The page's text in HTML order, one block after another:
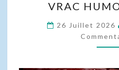
VRAC
26 Juillet 2026